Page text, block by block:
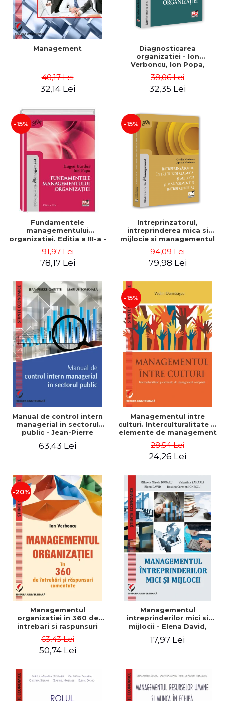
Management
40,17 Lei
32,14 Lei
Diagnosticarea
organizatiei - Ion
Verboncu, Ion Popa,
38,06 Lei
32,35 Lei
-15%
Fundamentele
managementului
organizatiei. Editia a III-a -
91,97 Lei
78,17 Lei
-15%
Intreprinzatorul,
intreprinderea mica si
mijlocie si managementul
Nicolescu, Ciprian
Nicolescu
94,09 Lei
79,98 Lei
Manual de control intern
managerial in sectorul
public - Jean-Pierre
63,43 Lei
-15%
Managementul intre
culturi. Interculturalitate si
elemente de management
Dumitrascu
28,54 Lei
24,26 Lei
-20%
Managementul
organizatiei in 360 de
intrebari si raspunsuri
63,43 Lei
50,74 Lei
Managementul
intreprinderilor mici si
mijlocii - Elena David,
Roxana Carmen Ionescu,
17,97 Lei